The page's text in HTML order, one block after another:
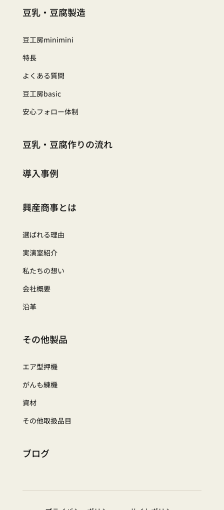
豆乳・豆腐製造
豆工房minimini
特長
よくある質問
豆工房basic
安心フォロー体制
豆乳・豆腐作りの流れ
導入事例
興産商事とは
選ばれる理由
実演室紹介
私たちの想い
会社概要
沿革
その他製品
エア型押機
がんも練機
資材
その他取扱品目
ブログ